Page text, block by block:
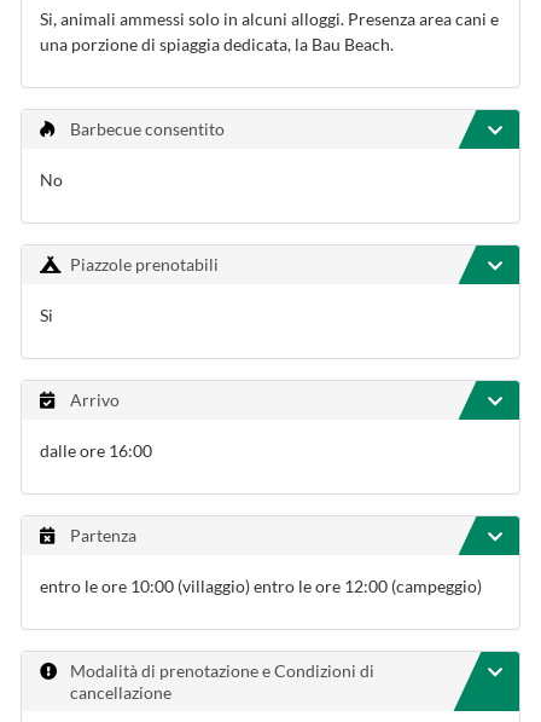
Si, animali ammessi solo in alcuni alloggi. Presenza area cani e
una porzione di spiaggia dedicata, la Bau Beach.
Barbecue consentito
No
Piazzole prenotabili
Si
Arrivo
dalle ore 16:00
Partenza
entro le ore 10:00 (villaggio) entro le ore 12:00 (campeggio)
Modalità di prenotazione e Condizioni di
cancellazione